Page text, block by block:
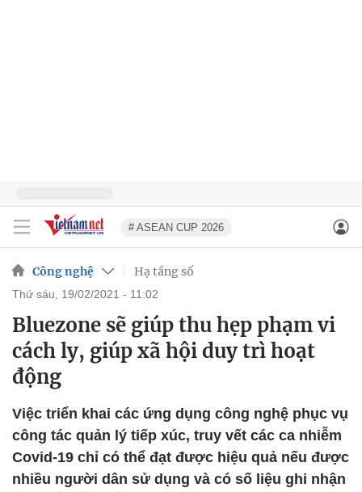
# ASEAN CUP 2026
Công nghệ Hạ tầng số
thứ sáu, 19/02/2021 - 11:02
Bluezone sẽ giúp thu hẹp phạm vi
cách ly, giúp xã hội duy trì hoạt
động
Việc triển khai các ứng dụng công nghệ phục vụ
công tác quản lý tiếp xúc, truy vết các ca nhiễm
Covid-19 chỉ có thể đạt được hiệu quả nếu được
nhiều người dân sử dụng và có số liệu ghi nhận